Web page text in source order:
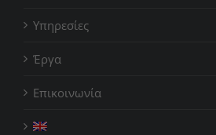
Υπηρεσίες
Έργα
Επικοινωνία